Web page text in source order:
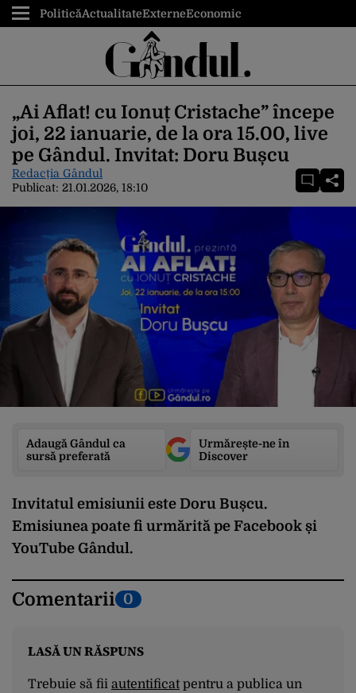
PoliticăActualitateExterneEconomic
„Ai Aflat! cu Ionuț Cristache” începe
joi, 22 ianuarie, de la ora 15.00, live
pe Gândul. Invitat: Doru Bușcu
Redacția Gândul
Publicat: 21.01.2026, 18:10
Adaugă Gândul ca
sursă preferată
Urmărește-ne în
Discover
Invitatul emisiunii este Doru Bușcu.
Emisiunea poate fi urmărită pe Facebook și
YouTube Gândul.
Comentarii 0
LASĂ UN RĂSPUNS
Trebuie să fii autentificatpentru a publica un